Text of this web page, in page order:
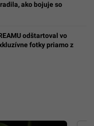
ako bojuje so
odštartoval vo
fotky priamo z